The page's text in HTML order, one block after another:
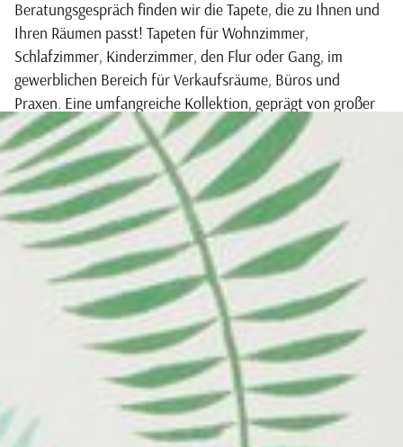
Beratungsgespräch finden wir die Tapete, die zu Ihnen und
Ihren Räumen passt! Tapeten für Wohnzimmer,
Schlafzimmer, Kinderzimmer, den Flur oder Gang, im
gewerblichen Bereich für Verkaufsräume, Büros und
Praxen. Eine umfangreiche Kollektion, geprägt von großer
Material-, Farb-, und Musterauswahl, bietet für jeden
Einsatzbereich die optimale Lösung!